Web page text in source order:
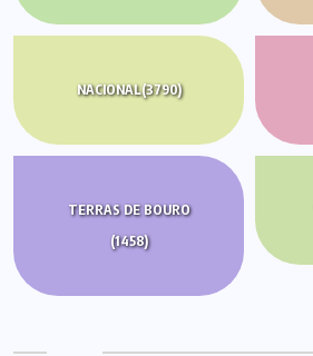
NACIONAL(3790)
TERRAS DE BOURO
(1458)